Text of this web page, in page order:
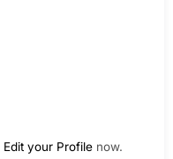
Edit your Profile now.